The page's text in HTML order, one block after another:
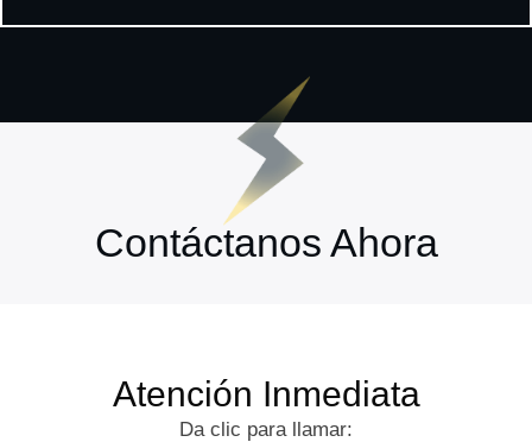
Contáctanos Ahora
Atención Inmediata
Da clic para llamar: